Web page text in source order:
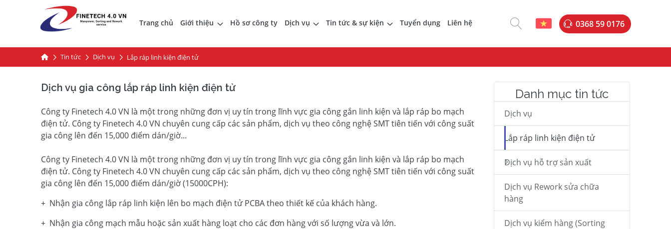
Trang chủ Giới thiệu Hồ sơ công ty Dịch vụ Tin tức & sự kiện Tuyển dụng Liên hệ 0368 59 0176
Tin tức Dịch vụ Lắp ráp linh kiện điện tử
Dịch vụ gia công lắp ráp linh kiện điện tử
Công ty Finetech 4.0 VN là một trong những đơn vị uy tín trong lĩnh vực gia công gắn linh kiện và lắp ráp bo mạch
điện tử. Công ty Finetech 4.0 VN chuyên cung cấp các sản phẩm, dịch vụ theo công nghệ SMT tiên tiến với công suất
gia công lên đến 15,000 điểm dán/giờ...
Công ty Finetech 4.0 VN là một trong những đơn vị uy tín trong lĩnh vực gia công gắn linh kiện và lắp ráp bo mạch
điện tử. Công ty Finetech 4.0 VN chuyên cung cấp các sản phẩm, dịch vụ theo công nghệ SMT tiên tiến với công suất
gia công lên đến 15,000 điểm dán/giờ (15000CPH):
+ Nhận gia công lắp ráp linh kiện lên bo mạch điện tử PCBA theo thiết kế của khách hàng.
+ Nhận gia công mạch mẫu hoặc sản xuất hàng loạt cho các đơn hàng với số lượng vừa và lớn.
Danh mục tin tức
Dịch vụ
Lắp ráp linh kiện điện tử
Dịch vụ hỗ trợ sản xuất
Dịch vụ Rework sửa chữa
hàng
Dịch vụ kiểm hàng (Sorting